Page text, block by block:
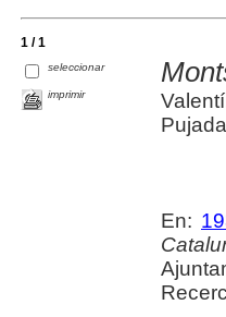
1 / 1
seleccionar
imprimir
En: